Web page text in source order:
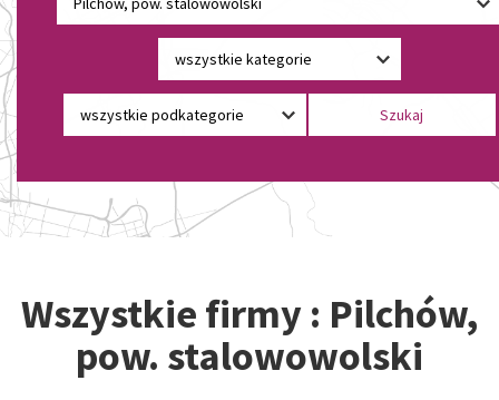
Wszystkie firmy : Pilchów,
pow. stalowowolski